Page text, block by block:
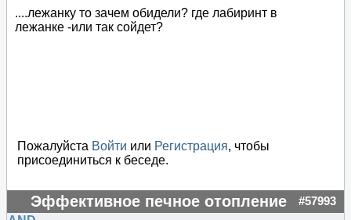
....лежанку то зачем обидели? где лабиринт в
лежанке -или так сойдет?
Пожалуйста Войти или Регистрация, чтобы
присоединиться к беседе.
Эффективное печное отопление #57993